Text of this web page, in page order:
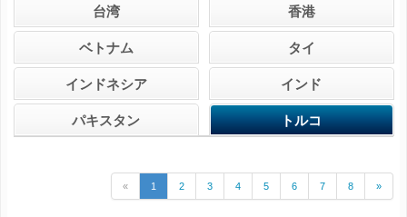
台湾 香港
ベトナム タイ
インドネシア インド
パキスタン トルコ
« 1 2 3 4 5 6 7 8 »